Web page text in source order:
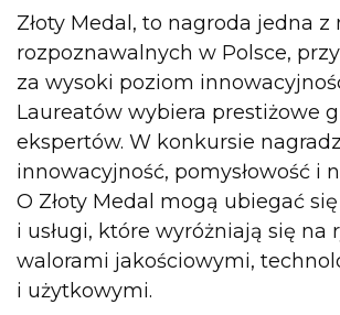
Złoty Medal, to nagroda jedna z
rozpoznawalnych w Polsce,
za wysoki poziom
Laureatów wybiera prestiżowe
ekspertów. W konkursie
innowacyjność, pomysłowość i
O Złoty Medal mogą ubiegać
i usługi, które wyróżniają się na
walorami jakościowymi,
i użytkowymi.